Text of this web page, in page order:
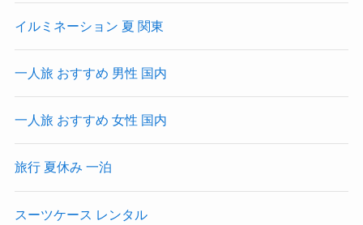
イルミネーション 夏 関東
一人旅 おすすめ 男性 国内
一人旅 おすすめ 女性 国内
旅行 夏休み 一泊
スーツケース レンタル